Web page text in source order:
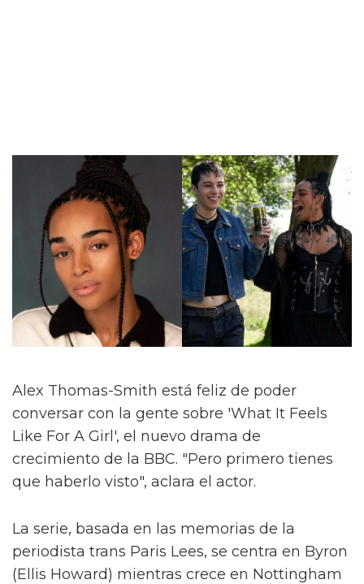
Alex Thomas-Smith está feliz de poder
conversar con la gente sobre 'What It Feels
Like For A Girl', el nuevo drama de
crecimiento de la BBC. "Pero primero tienes
que haberlo visto", aclara el actor.
La serie, basada en las memorias de la
periodista trans Paris Lees, se centra en Byron
(Ellis Howard) mientras crece en Nottingham